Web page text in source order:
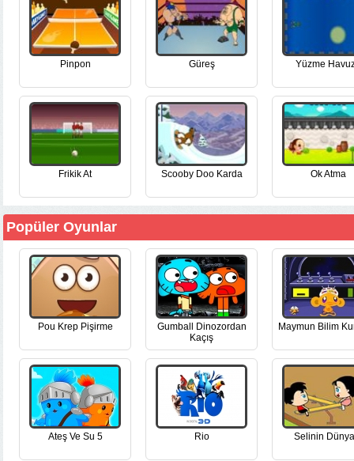
Pinpon Güreş Yüzme
Frikik At Scooby Doo Karda Ok Atma
Popüler Oyunlar
Pou Krep Pişirme
Gumball Dinozordan
Kaçış
Maymun Bilim
Ateş Ve Su 5 Rio Selinin